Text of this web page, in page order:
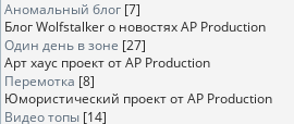
Аномальный блог [7]
Блог Wolfstalker о новостях AP Production
Один день в зоне [27]
Арт хаус проект от AP Production
Перемотка [8]
Юмористический проект от AP Production
Видео топы [14]